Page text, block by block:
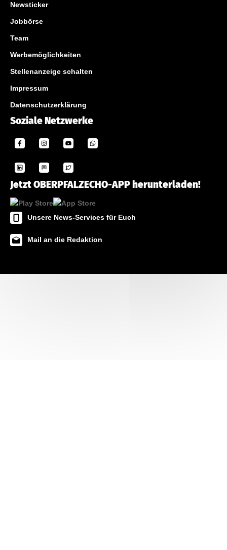
Newsticker
Jobbörse
Team
Werbemöglichkeiten
Stellenanzeige schalten
Impressum
Datenschutzerklärung
Soziale Netzwerke
Jetzt OBERPFALZECHO-APP herunterladen!
Unsere News-Services für Euch
Mail an die Redaktion